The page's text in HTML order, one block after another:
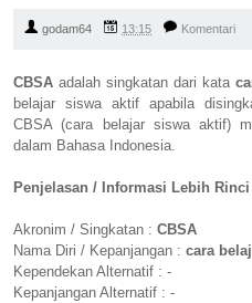
godam64 13:15 Komentari
CBSA adalah singkatan dari kata
belajar siswa aktif apabila
CBSA (cara belajar siswa aktif)
dalam Bahasa Indonesia.
Penjelasan / Informasi Lebih Rinci
Akronim / Singkatan : CBSA
Nama Diri / Kepanjangan : cara
Kependekan Alternatif : -
Kepanjangan Alternatif : -